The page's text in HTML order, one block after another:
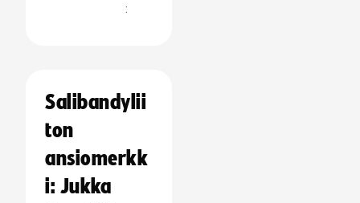
:
Salibandylii
ton
ansiomerkk
i: Jukka